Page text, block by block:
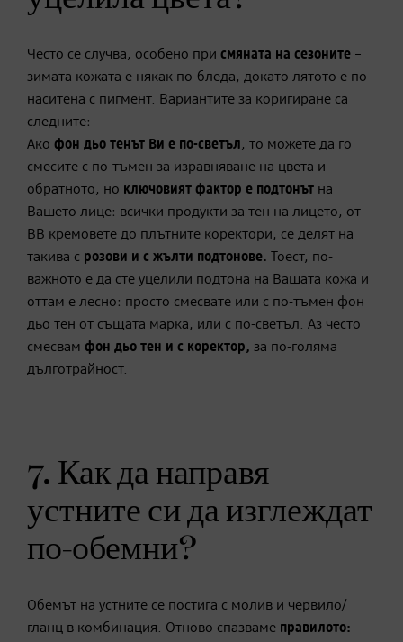
Често се случва, особено при смяната на сезоните –
зимата кожата е някак по-бледа, докато лятото е по-
наситена с пигмент. Вариантите за коригиране са
следните:
Ако фон дьо тенът Ви е по-светъл, то можете да го
смесите с по-тъмен за изравняване на цвета и
обратното, но ключовият фактор е подтонът на
Вашето лице: всички продукти за тен на лицето, от
BB кремовете до плътните коректори, се делят на
такива с розови и с жълти подтонове. Тоест, по-
важното е да сте уцелили подтона на Вашата кожа и
оттам е лесно: просто смесвате или с по-тъмен фон
дьо тен от същата марка, или с по-светъл. Аз често
смесвам фон дьо тен и с коректор, за по-голяма
дълготрайност.
7. Как да направя
устните си да изглеждат
по-обемни?
Обемът на устните се постига с молив и червило/
гланц в комбинация. Отново спазваме правилото: